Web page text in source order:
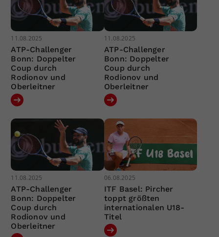
11.08.2025
ATP-Challenger
Bonn: Doppelter
Coup durch
Rodionov und
Oberleitner
11.08.2025
ATP-Challenger
Bonn: Doppelter
Coup durch
Rodionov und
Oberleitner
11.08.2025
ATP-Challenger
Bonn: Doppelter
Coup durch
Rodionov und
Oberleitner
06.08.2025
ITF Basel: Pircher
toppt größten
internationalen U18-
Titel